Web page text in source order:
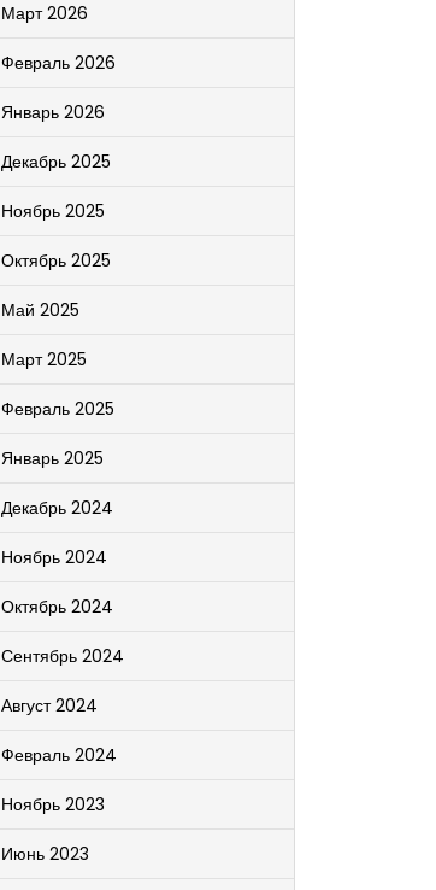
Март 2026
Февраль 2026
Январь 2026
Декабрь 2025
Ноябрь 2025
Октябрь 2025
Май 2025
Март 2025
Февраль 2025
Январь 2025
Декабрь 2024
Ноябрь 2024
Октябрь 2024
Сентябрь 2024
Август 2024
Февраль 2024
Ноябрь 2023
Июнь 2023